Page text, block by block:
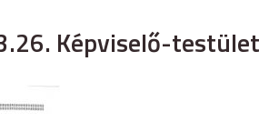
Képviselő-